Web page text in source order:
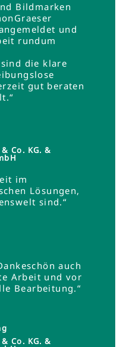
Bildmarken
und
rundum
die klare
gut beraten
Co. KG. &
im
Lösungen,
sind.“
auch
Arbeit und vor
Bearbeitung.“
Co. KG. &